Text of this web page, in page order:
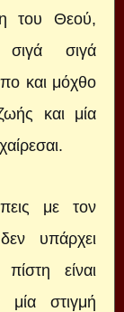
του Θεού,
σιγά
και μόχθο
και μία
με τον
υπάρχει
είναι
μία στιγμή